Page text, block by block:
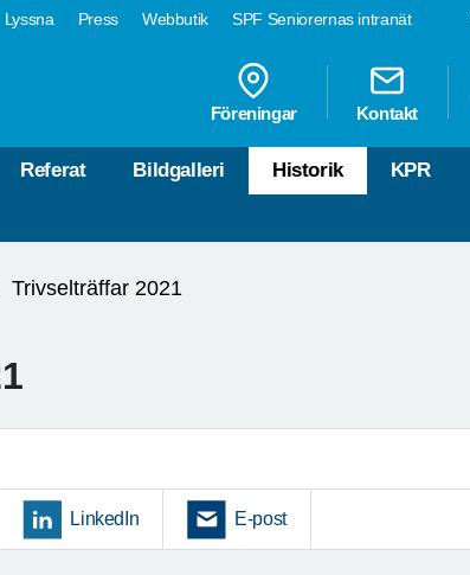
Lyssna Press Webbutik SPF Seniorernas intranät
Föreningar Kontakt
Referat Bildgalleri Historik KPR
Trivselträffar 2021
LinkedIn E-post